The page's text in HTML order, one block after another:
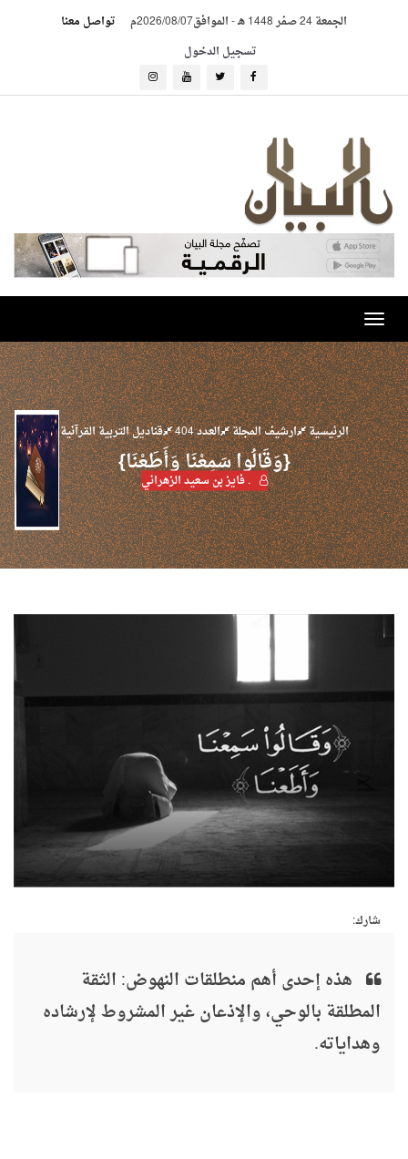
الجمعة 24 صفر 1448 هـ -الموافق2026/08/07م
تواصل معنا
تسجيل الدخول
Toggle
navigation
الرئيسية ارشيف المجلة العدد 404 قناديل التربية القرآنية
{وَقَالُوا سَمِعْنَا وَأَطَعْنَا}
. فايز بن سعيد الزهراني
شارك:
هذه إحدى أهم منطلقات النهوض: الثقة
المطلقة بالوحي، والإذعان غير المشروط لإرشاده
وهداياته.